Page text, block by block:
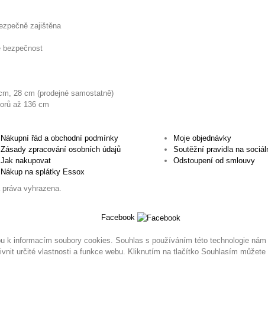
zajištěna
28 cm (prodejné samostatně)
až 136 cm
Nákupní řád a obchodní podmínky
Zásady zpracování osobních údajů
Jak nakupovat
Nákup na splátky Essox
Moje objednávky
Soutěžní pravidla na
Odstoupení od smlouvy
vyhrazena.
Facebook
informacím soubory cookies. Souhlas s používáním této technologie
určité vlastnosti a funkce webu. Kliknutím na tlačítko Souhlasím můžete